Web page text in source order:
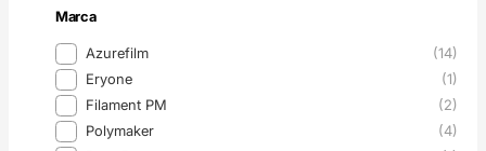
Marca
MarcaAzurefilm
(14)
Eryone
(1)
Filament PM
(2)
Polymaker
(4)